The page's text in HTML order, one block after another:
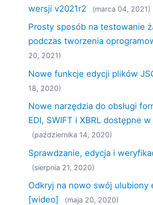
wersji v2021r2
(marca 04, 2021)
Prosty sposób na testowanie
podczas tworzenia
20, 2021)
Nowe funkcje edycji plików
18, 2020)
Nowe narzędzia do obsługi
EDI, SWIFT i XBRL dostępne
(października 14, 2020)
Sprawdzanie, edycja i
(sierpnia 21, 2020)
Odkryj na nowo swój ulubiony
[wideo]
(maja 20, 2020)